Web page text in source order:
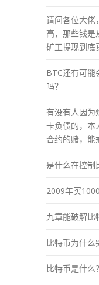
请问各位大佬
高，那些钱是
矿工提现到底
BTC还有可能
吗？
有没有人因为
卡负债的，本
合约的赌，能
是什么在控制
2009年买
九章能破解比
比特币为什么
比特币是什么？